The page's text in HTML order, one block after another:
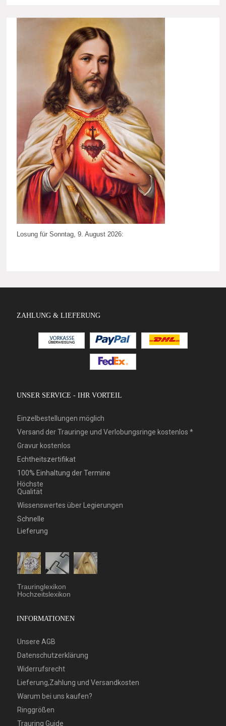
Losung für Sonntag, 9. August 2026:
ZAHLUNG & LIEFERUNG
UNSER SERVICE - IHR VORTEIL
Einzelbestellungen möglich
Versand der Trauringe und Verlobungsringe kostenlos *
Gravur kostenlos
Echtheitszertifikat
100% Einhaltung der Termine
Höchste
Qualität
Wissenswertes über Legierungen
Schnelle
Lieferung
Trauringlexikon
Hochzeitslexikon
INFORMATIONEN
Unsere AGB
Datenschutzerklärung
Widerrufsrecht
Lieferung,Zahlung und Versandkosten
Warum bei uns kaufen?
Ringgrößen
Trauring Guide